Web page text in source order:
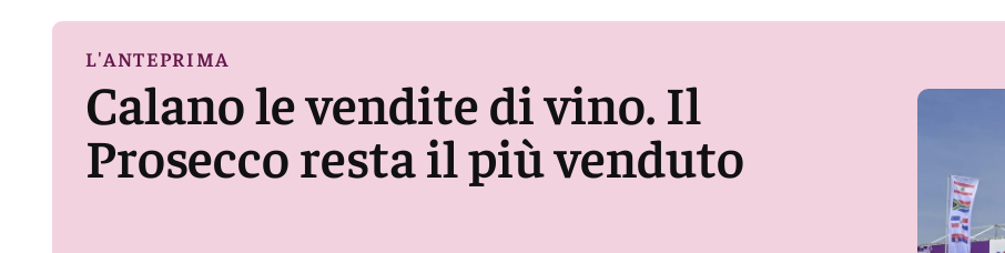
L'ANTEPRIMA
Calano le vendite di vino. Il
Prosecco resta il più venduto